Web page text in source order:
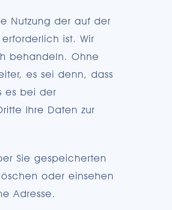
Nutzung der auf der
ist. Wir
behandeln. Ohne
es sei denn, dass
es bei der
Ihre Daten zur
Sie gespeicherten
oder einsehen
Adresse.